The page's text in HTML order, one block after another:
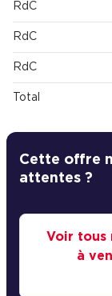
RdC
RdC
RdC
Total
Cette offre
attentes ?
Voir tous
à